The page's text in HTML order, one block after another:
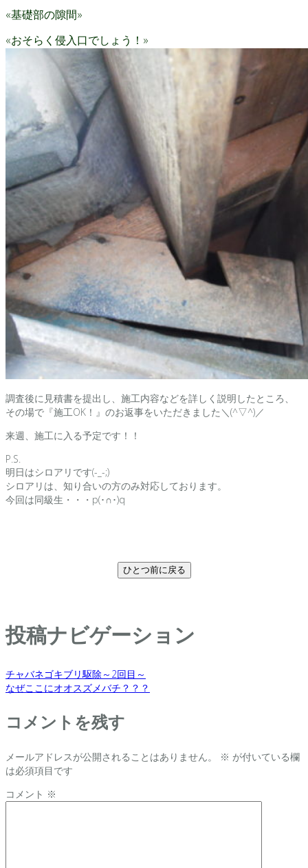
«基礎部の隙間»
«おそらく侵入口でしょう！»
調査後に見積書を提出し、施工内容などを詳しく説明したところ、
その場で『施工OK！』のお返事をいただきました＼(^▽^)／
来週、施工に入る予定です！！
P.S.
明日はシロアリです(-_-;)
シロアリは、知り合いの方のみ対応しております。
今回は同級生・・・p(･∩･)q
ひとつ前に戻る
投稿ナビゲーション
チャバネゴキブリ駆除～2回目～
なぜここにオオスズメバチ？？？
コメントを残す
メールアドレスが公開されることはありません。 ※ が付いている欄
は必須項目です
コメント ※